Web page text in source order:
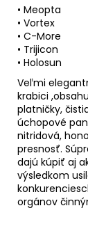
• Meopta
• Vortex
• C-More
• Trijicon
• Holosun
Veľmi
krabici
platničky,
úchopové
nitridová,
presnosť.
dajú kúpiť aj
výsledkom
orgánov